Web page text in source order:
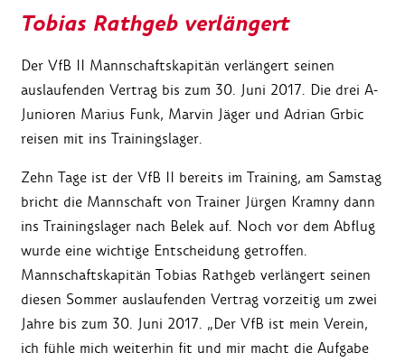
Tobias Rathgeb verlängert
Der VfB II Mannschaftskapitän verlängert seinen
auslaufenden Vertrag bis zum 30. Juni 2017. Die drei A-
Junioren Marius Funk, Marvin Jäger und Adrian Grbic
reisen mit ins Trainingslager.
Zehn Tage ist der VfB II bereits im Training, am Samstag
bricht die Mannschaft von Trainer Jürgen Kramny dann
ins Trainingslager nach Belek auf. Noch vor dem Abflug
wurde eine wichtige Entscheidung getroffen.
Mannschaftskapitän Tobias Rathgeb verlängert seinen
diesen Sommer auslaufenden Vertrag vorzeitig um zwei
Jahre bis zum 30. Juni 2017. „Der VfB ist mein Verein,
ich fühle mich weiterhin fit und mir macht die Aufgabe